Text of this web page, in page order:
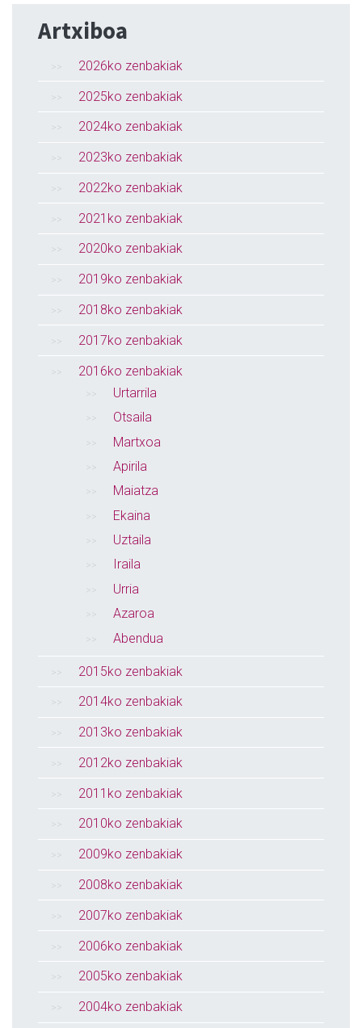
Artxiboa
2026ko zenbakiak
2025ko zenbakiak
2024ko zenbakiak
2023ko zenbakiak
2022ko zenbakiak
2021ko zenbakiak
2020ko zenbakiak
2019ko zenbakiak
2018ko zenbakiak
2017ko zenbakiak
2016ko zenbakiak
Urtarrila
Otsaila
Martxoa
Apirila
Maiatza
Ekaina
Uztaila
Iraila
Urria
Azaroa
Abendua
2015ko zenbakiak
2014ko zenbakiak
2013ko zenbakiak
2012ko zenbakiak
2011ko zenbakiak
2010ko zenbakiak
2009ko zenbakiak
2008ko zenbakiak
2007ko zenbakiak
2006ko zenbakiak
2005ko zenbakiak
2004ko zenbakiak